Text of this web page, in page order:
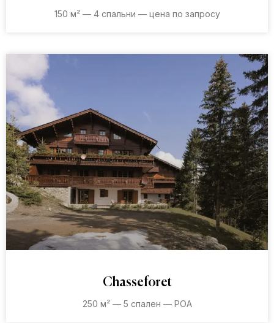
150 м² — 4 спальни — цена по запросу
Chasseforet
250 м² — 5 спален — POA